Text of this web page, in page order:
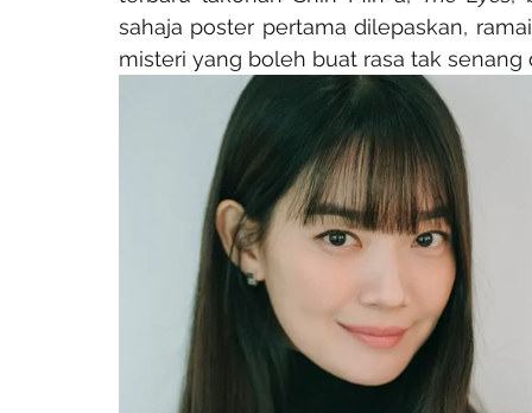
sahaja poster pertama dilepaskan,
misteri yang boleh buat rasa tak senang